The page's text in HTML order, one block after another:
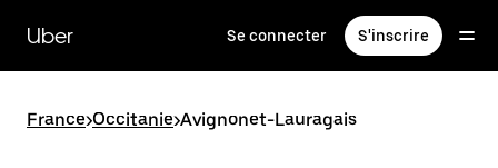
contenu
principal
Uber Se connecter S'inscrire
France>Occitanie>Avignonet-Lauragais